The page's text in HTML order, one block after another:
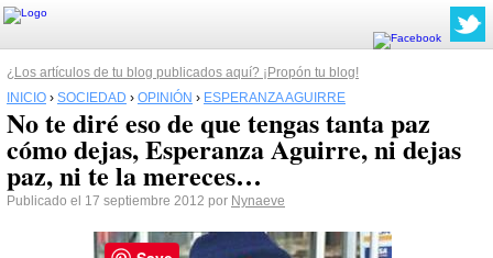
¿Los artículos de tu blog publicados aquí? ¡Propón tu blog!
INICIO › SOCIEDAD › OPINIÓN › ESPERANZA AGUIRRE
No te diré eso de que tengas tanta paz
cómo dejas, Esperanza Aguirre, ni dejas
paz, ni te la mereces…
Publicado el 17 septiembre 2012 por Nynaeve